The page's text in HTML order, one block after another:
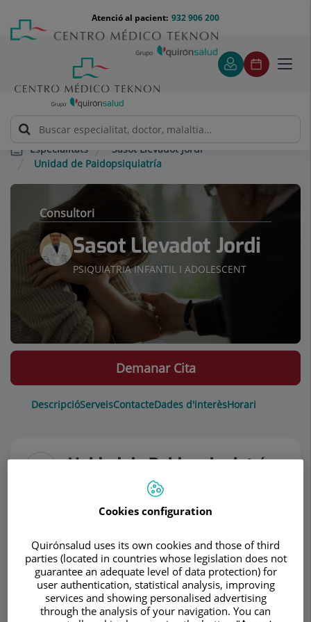
contingut
Menú
teléfono
cabecera
932 906 200
Atenció al pacient:
Especialitats
Sasot Llevadot Jordi
Unidad de Paidopsiquiatría
Consultori
Sasot Llevadot Jordi
PSIQUIATRIA INFANTIL I ADOLESCENT
DescripcióServeisContacteDades d'interèsHorari
Demanar Cita
Unidad de Paidopsiquiatría
La Unidad de Paidopsiquiatría de Centro Médico
Teknon responde a la actual necesidad de ofrecer
un servicio de alta calidad diagnóstica y
terapéutica en Salud Mental Infanto-Juvenil.
La Unidad de Paidopsiquiatría está formada por
un equipo profesional multidisciplinario
integrado por especialistas en Psiquiatría y
Cookies configuration
Quirónsalud uses its own cookies and those of third
parties (located in countries whose legislation does not
guarantee an adequate level of data protection) for
user authentication, statistical analysis, improving
services and showing personalised advertising
through the analysis of your navigation. You can